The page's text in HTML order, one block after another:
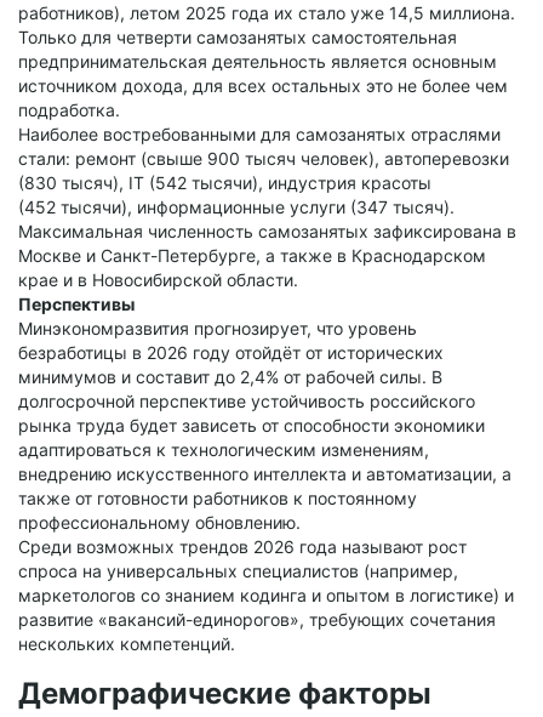
работников), летом 2025 года их стало уже 14,5 миллиона.
Только для четверти самозанятых самостоятельная
предпринимательская деятельность является основным
источником дохода, для всех остальных это не более чем
подработка.
Наиболее востребованными для самозанятых отраслями
стали: ремонт (свыше 900 тысяч человек), автоперевозки
(830 тысяч), IT (542 тысячи), индустрия красоты
(452 тысячи), информационные услуги (347 тысяч).
Максимальная численность самозанятых зафиксирована в
Москве и Санкт-Петербурге, а также в Краснодарском
крае и в Новосибирской области.
Перспективы
Минэкономразвития прогнозирует, что уровень
безработицы в 2026 году отойдёт от исторических
минимумов и составит до 2,4% от рабочей силы. В
долгосрочной перспективе устойчивость российского
рынка труда будет зависеть от способности экономики
адаптироваться к технологическим изменениям,
внедрению искусственного интеллекта и автоматизации, а
также от готовности работников к постоянному
профессиональному обновлению.
Среди возможных трендов 2026 года называют рост
спроса на универсальных специалистов (например,
маркетологов со знанием кодинга и опытом в логистике) и
развитие «вакансий-единорогов», требующих сочетания
нескольких компетенций.
Демографические факторы